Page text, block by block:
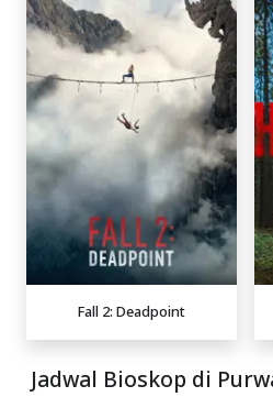
Fall 2: Deadpoint
Jadwal Bioskop di